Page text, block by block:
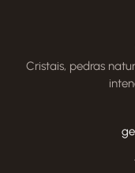
Cristais, pedras